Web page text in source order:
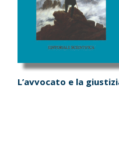
L’avvocato e la